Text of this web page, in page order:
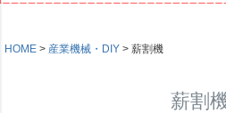
HOME 産業機械・DIY 薪割機
薪割